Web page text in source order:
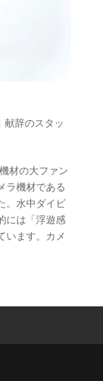
献辞のスタッ
材の大ファン
ラ機材である
。水中ダイビ
には「浮遊感
います。カメ